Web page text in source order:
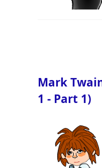
Mark
1 - Part 1)